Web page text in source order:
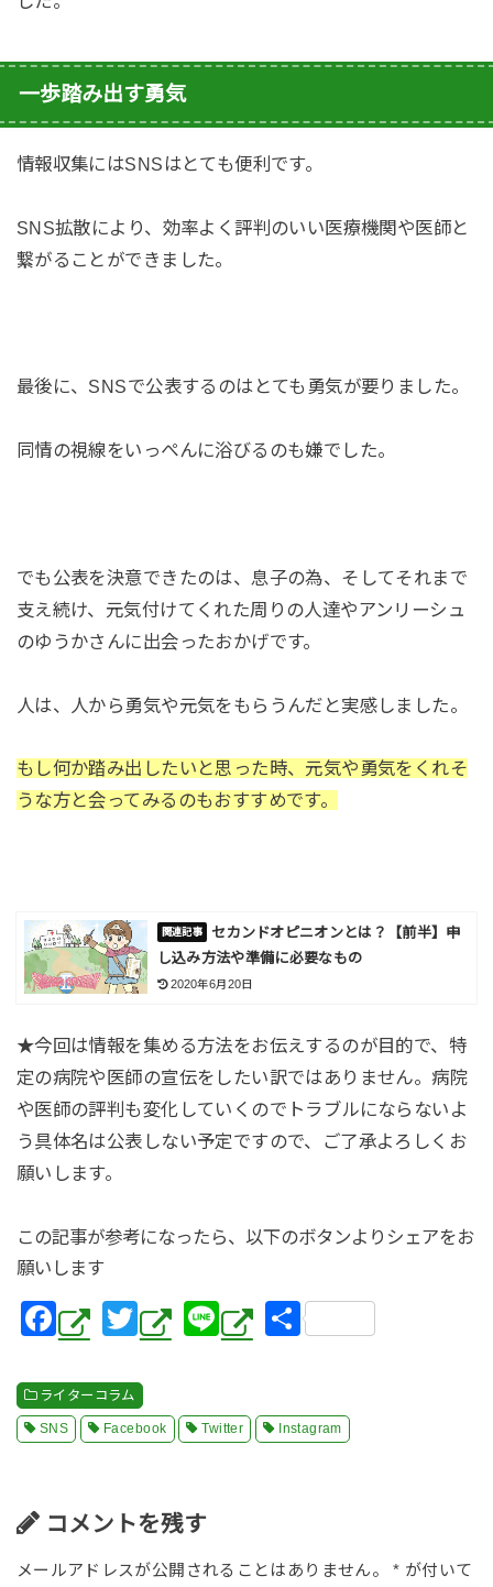
一歩踏み出す勇気
情報収集にはSNSはとても便利です。
SNS拡散により、効率よく評判のいい医療機関や医師と
繋がることができました。
最後に、SNSで公表するのはとても勇気が要りました。
同情の視線をいっぺんに浴びるのも嫌でした。
でも公表を決意できたのは、息子の為、そしてそれまで
支え続け、元気付けてくれた周りの人達やアンリーシュ
のゆうかさんに出会ったおかげです。
人は、人から勇気や元気をもらうんだと実感しました。
もし何か踏み出したいと思った時、元気や勇気をくれそ
うな方と会ってみるのもおすすめです。
セカンドオピニオンとは？【前半】申
し込み方法や準備に必要なもの
2020年6月20日
★今回は情報を集める方法をお伝えするのが目的で、特
定の病院や医師の宣伝をしたい訳ではありません。病院
や医師の評判も変化していくのでトラブルにならないよ
う具体名は公表しない予定ですので、ご了承よろしくお
願いします。
この記事が参考になったら、以下のボタンよりシェアをお
願いします
F
a
c
e
o
k
T
wi
tt
er
Li
n
共
ライターコラム
SNS Facebook Twitter Instagram
コメントを残す
メールアドレスが公開されることはありません。 * が付いて